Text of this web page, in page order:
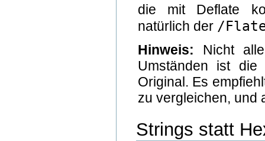
die mit Deflate
natürlich der /
Hinweis: Nicht
Umständen ist die
Original. Es
zu vergleichen, und
Strings statt